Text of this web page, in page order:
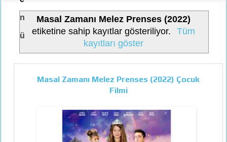
n
ü
Masal Zamanı Melez Prenses (2022)
etiketine sahip kayıtlar gösteriliyor.
Tüm
kayıtları göster
Masal Zamanı Melez Prenses (2022) Çocuk
Filmi